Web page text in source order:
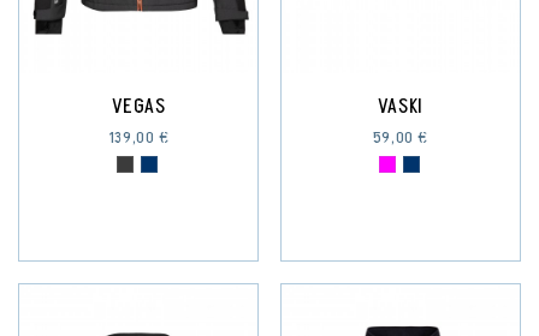
VEGAS
139,00 €
VASKI
59,00 €